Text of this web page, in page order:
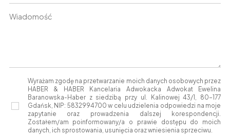
Wyrażam zgodę na przetwarzanie moich danych osobowych przez
HABER & HABER Kancelaria Adwokacka Adwokat Ewelina
Baranowska-Haber z siedzibą przy ul. Kalinowej 43/1, 80-177
Gdańsk, NIP: 5832994700 w celu udzielenia odpowiedzi na moje
zapytanie oraz prowadzenia dalszej korespondencji.
Zostałem/am poinformowany/a o prawie dostępu do moich
danych, ich sprostowania, usunięcia oraz wniesienia sprzeciwu.